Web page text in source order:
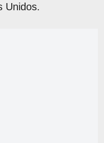
Unidos.